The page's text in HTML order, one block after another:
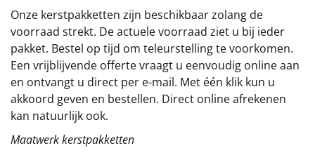
Kerstgeschenken 2026
Relatiegeschenken
Cadeaubon
Per stuk
Onze kerstpakketten zijn beschikbaar zolang de
voorraad strekt. De actuele voorraad ziet u bij ieder
pakket. Bestel op tijd om teleurstelling te voorkomen.
Een vrijblijvende offerte vraagt u eenvoudig online aan
en ontvangt u direct per e-mail. Met één klik kun u
akkoord geven en bestellen. Direct online afrekenen
kan natuurlijk ook.
Maatwerk kerstpakketten